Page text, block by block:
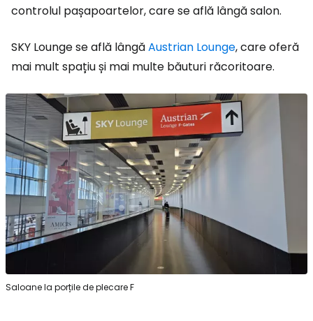
controlul pașapoartelor, care se află lângă salon.
SKY Lounge se află lângăAustrian Lounge, care oferă
mai mult spațiu și mai multe băuturi răcoritoare.
Saloane la porțile de plecare F